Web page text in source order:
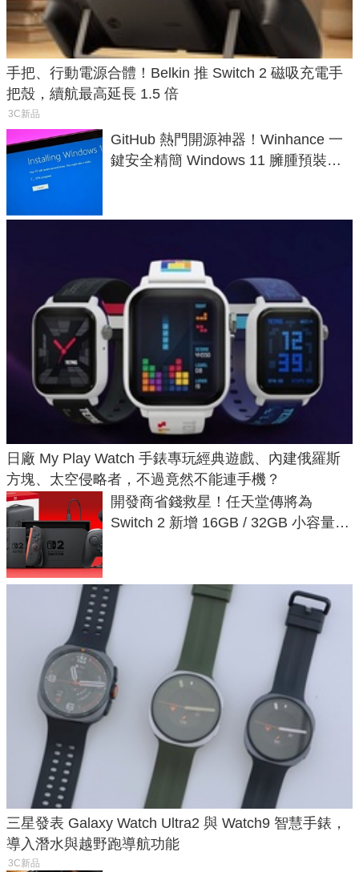
手把、行動電源合體！Belkin 推 Switch 2 磁吸充電手
把殼，續航最高延長 1.5 倍
3C新品
GitHub 熱門開源神器！Winhance 一
鍵安全精簡 Windows 11 臃腫預裝軟
日廠 My Play Watch 手錶專玩經典遊戲、內建俄羅斯
方塊、太空侵略者，不過竟然不能連手機？
開發商省錢救星！任天堂傳將為
Switch 2 新增 16GB / 32GB 小容量遊
三星發表 Galaxy Watch Ultra2 與 Watch9 智慧手錶，
導入潛水與越野跑導航功能
3C新品